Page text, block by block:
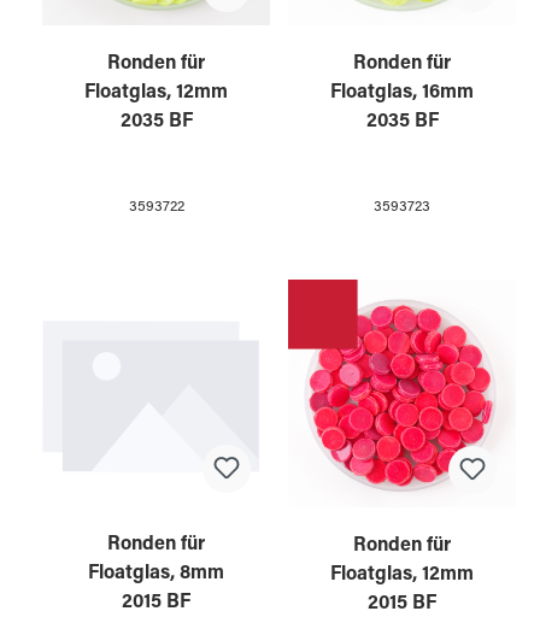
Ronden für
Floatglas, 12mm
2035 BF
3593722
Ronden für
Floatglas, 16mm
2035 BF
3593723
Ronden für
Floatglas, 8mm
2015 BF
Ronden für
Floatglas, 12mm
2015 BF